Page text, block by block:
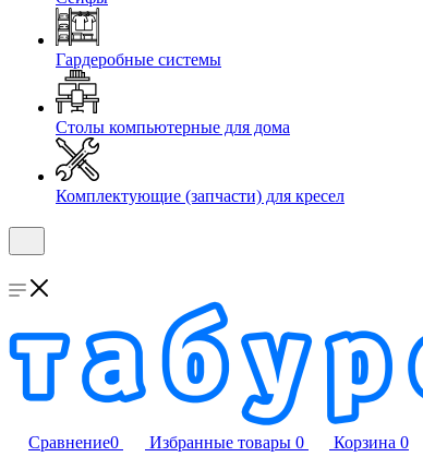
Гардеробные системы
Столы компьютерные для дома
Комплектующие (запчасти) для кресел
Сравнение0 Избранные товары 0 Корзина 0